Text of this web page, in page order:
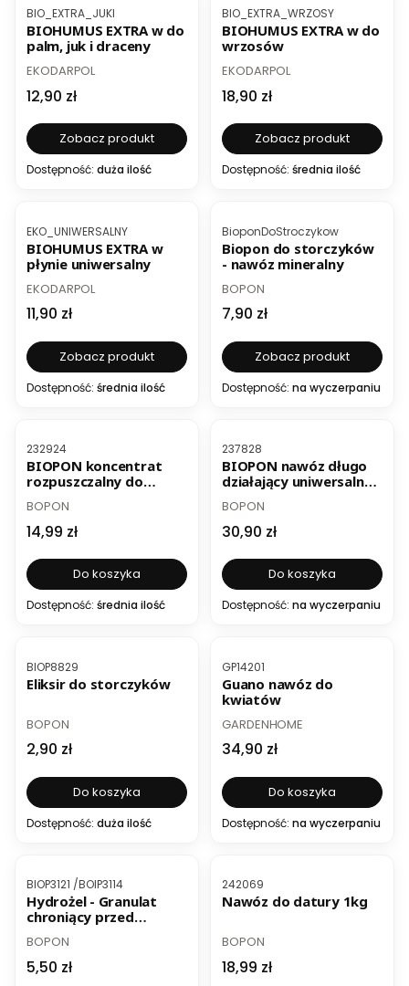
Kod produktu
BIO_EXTRA_JUKI
BIOHUMUS EXTRA w do
palm, juk i draceny
PRODUCENT
EKODARPOL
Cena
12,90 zł
Zobacz produkt
Dostępność: duża ilość
Kod produktu
BIO_EXTRA_WRZOSY
BIOHUMUS EXTRA w do
wrzosów
PRODUCENT
EKODARPOL
Cena
18,90 zł
Zobacz produkt
Dostępność: średnia ilość
Kod produktu
EKO_UNIWERSALNY
BIOHUMUS EXTRA w
płynie uniwersalny
PRODUCENT
EKODARPOL
Cena
11,90 zł
Zobacz produkt
Dostępność: średnia ilość
Kod produktu
BioponDoStroczykow
Biopon do storczyków
- nawóz mineralny
PRODUCENT
BOPON
Cena
7,90 zł
Zobacz produkt
Dostępność: na wyczerpaniu
Kod produktu
232924
BIOPON koncentrat
rozpuszczalny do
PRODUCENT
BOPON
Cena
14,99 zł
Do koszyka
Dostępność: średnia ilość
Kod produktu
237828
BIOPON nawóz długo
działający uniwersalny
PRODUCENT
BOPON
Cena
30,90 zł
Do koszyka
Dostępność: na wyczerpaniu
Kod produktu
BIOP8829
Eliksir do storczyków
PRODUCENT
BOPON
Cena
2,90 zł
Do koszyka
Dostępność: duża ilość
Kod produktu
GP14201
Guano nawóz do
kwiatów
PRODUCENT
GARDENHOME
Cena
34,90 zł
Do koszyka
Dostępność: na wyczerpaniu
Kod produktu
BIOP3121 /BOIP3114
Hydrożel - Granulat
chroniący przed
PRODUCENT
BOPON
Cena
5,50 zł
Kod produktu
242069
Nawóz do datury 1kg
PRODUCENT
BOPON
Cena
18,99 zł